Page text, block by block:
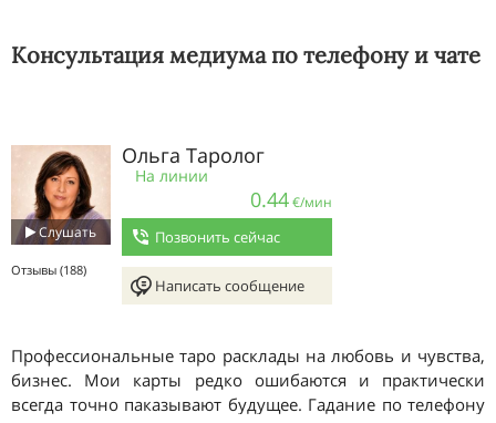
Консультация медиума по телефону и чате